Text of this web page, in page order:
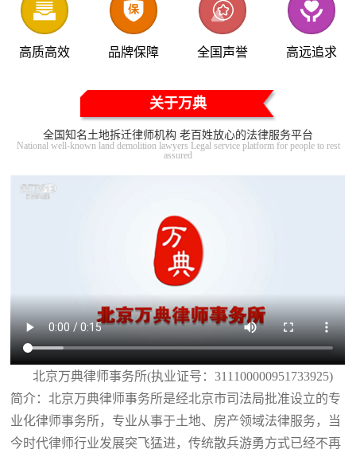
高质高效 品牌保障 全国声誉 高远追求
关于万典
全国知名土地拆迁律师机构 老百姓放心的法律服务平台
National well-known land demolition lawyers Legal service platform for people to rest
assured
北京万典律师事务所(执业证号：311100000951733925)
简介：北京万典律师事务所是经北京市司法局批准设立的专
业化律师事务所，专业从事于土地、房产领域法律服务，当
今时代律师行业发展突飞猛进，传统散兵游勇方式已经不再